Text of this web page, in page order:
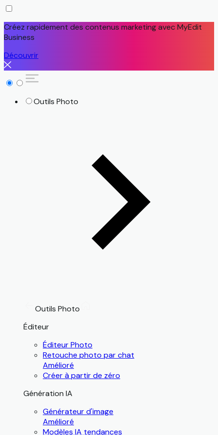
Créez rapidement des contenus marketing avec MyEdit
Business
Découvrir
Outils Photo
Outils Photo
Éditeur
Éditeur Photo
Retouche photo par chat
Amélioré
Créer à partir de zéro
Génération IA
Générateur d'image
Amélioré
Modèles IA tendances